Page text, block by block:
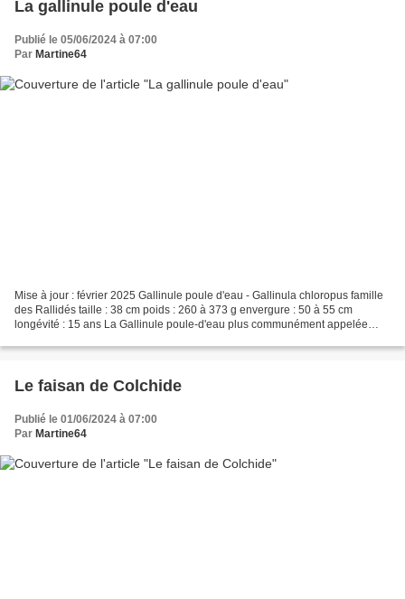
La gallinule poule d'eau
Publié le 05/06/2024 à 07:00
Par Martine64
Mise à jour : février 2025 Gallinule poule d'eau - Gallinula chloropus famille
des Rallidés taille : 38 cm poids : 260 à 373 g envergure : 50 à 55 cm
longévité : 15 ans La Gallinule poule-d'eau plus communément appelée
Le faisan de Colchide
Publié le 01/06/2024 à 07:00
Par Martine64